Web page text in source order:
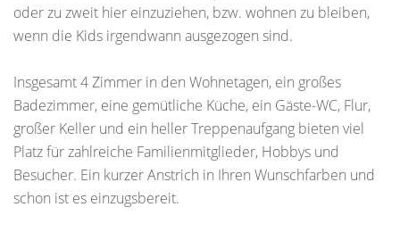
oder zu zweit hier einzuziehen, bzw. wohnen zu bleiben,
wenn die Kids irgendwann ausgezogen sind.
Insgesamt 4 Zimmer in den Wohnetagen, ein großes
Badezimmer, eine gemütliche Küche, ein Gäste-WC, Flur,
großer Keller und ein heller Treppenaufgang bieten viel
Platz für zahlreiche Familienmitglieder, Hobbys und
Besucher. Ein kurzer Anstrich in Ihren Wunschfarben und
schon ist es einzugsbereit.